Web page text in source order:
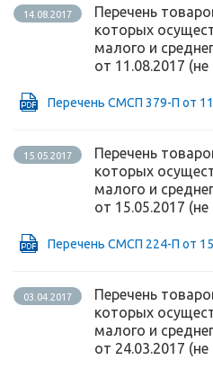
14.08.2017
Перечень
которых
малого и
от 11.08.2017
Перечень СМСП 379-П от
15.05.2017
Перечень
которых
малого и
от 15.05.2017
Перечень СМСП 224-П от
03.04.2017
Перечень
которых
малого и
от 24.03.2017